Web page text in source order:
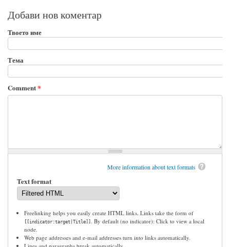
Добави нов коментар
Твоето име
Тема
Comment*
More information about text formats
Text format
Freelinking helps you easily create HTML links. Links take the form of
[[indicator:target|Title]]
. By default (no indicator): Click to view a local
node.
Web page addresses and e-mail addresses turn into links automatically.